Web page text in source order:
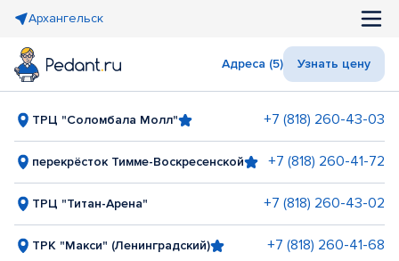
Архангельск
Адреса (5) Узнать цену
ТРЦ "Соломбала Молл" +7 (818) 260-43-03
перекрёсток Тимме-Воскресенской +7 (818) 260-41-72
ТРЦ "Титан-Арена" +7 (818) 260-43-02
ТРК "Макси" (Ленинградский) +7 (818) 260-41-68